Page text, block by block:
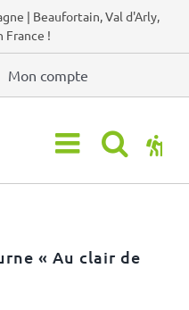
| Beaufortain, Val d'Arly,
!
Mon compte
« Au clair de